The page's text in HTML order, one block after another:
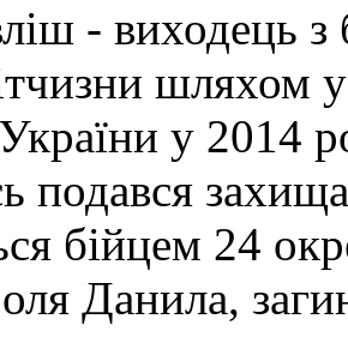
- виходець з
шляхом
у 2014
подався
бійцем 24
Данила,